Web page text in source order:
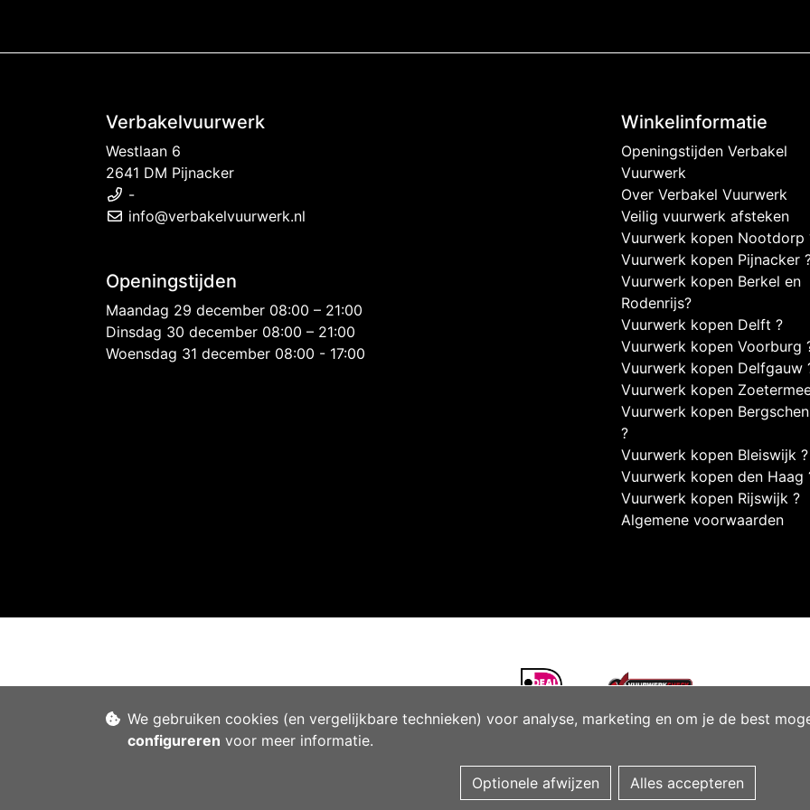
We gebruiken cookies (en vergelijkbare technieken) voor analyse, marketing en om je de best
configureren voor meer informatie.
Optionele afwijzen Alles accepteren
Verbakelvuurwerk
Westlaan 6
2641 DM Pijnacker
-
info@verbakelvuurwerk.nl
Openingstijden
Maandag 29 december 08:00 – 21:00
Dinsdag 30 december 08:00 – 21:00
Woensdag 31 december 08:00 - 17:00
Winkelinformatie
Openingstijden Verbakel
Vuurwerk
Over Verbakel Vuurwerk
Veilig vuurwerk afsteken
Vuurwerk kopen Nootdorp
Vuurwerk kopen Pijnacker
Vuurwerk kopen Berkel en
Rodenrijs?
Vuurwerk kopen Delft ?
Vuurwerk kopen Voorburg
Vuurwerk kopen Delfgauw
Vuurwerk kopen
Vuurwerk kopen
?
Vuurwerk kopen Bleiswijk ?
Vuurwerk kopen den Haag
Vuurwerk kopen Rijswijk ?
Algemene voorwaarden
Managed hosting